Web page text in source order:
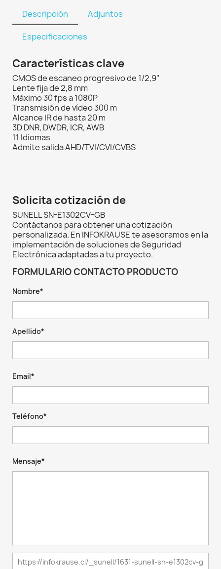
Descripción Adjuntos
Especificaciones
Características clave
CMOS de escaneo progresivo de 1/2,9"
Lente fija de 2,8 mm
Máximo 30 fps a 1080P
Transmisión de vídeo 300 m
Alcance IR de hasta 20 m
3D DNR, DWDR, ICR, AWB
11 Idiomas
Admite salida AHD/TVI/CVI/CVBS
Solicita cotización de
SUNELL SN-E1302CV-GB
Contáctanos para obtener una cotización
personalizada. En INFOKRAUSE te asesoramos en la
implementación de soluciones de Seguridad
Electrónica adaptadas a tu proyecto.
FORMULARIO CONTACTO PRODUCTO
Nombre*
Apellido*
Email*
Teléfono*
Mensaje*